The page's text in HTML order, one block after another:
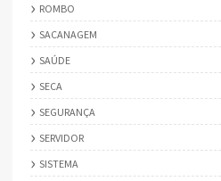
ROMBO
SACANAGEM
SAÚDE
SECA
SEGURANÇA
SERVIDOR
SISTEMA